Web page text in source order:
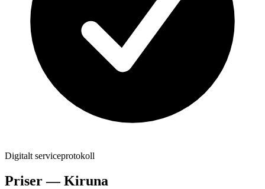
Digitalt serviceprotokoll
Priser —Kiruna